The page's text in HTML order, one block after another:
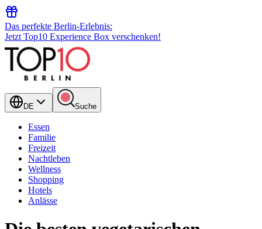
Das perfekte Berlin-Erlebnis:
Jetzt Top10 Experience Box verschenken!
DE Suche
Essen
Familie
Freizeit
Nachtleben
Wellness
Shopping
Hotels
Anlässe